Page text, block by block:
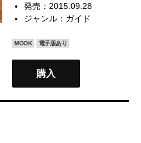
発売：2015.09.28
ジャンル： ガイド
MOOK 電子版あり
購入